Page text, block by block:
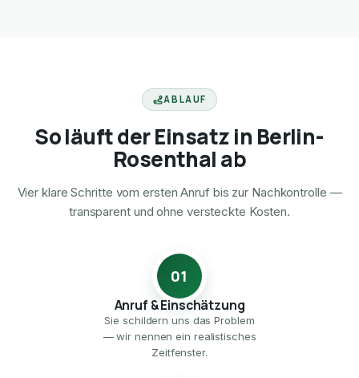
ABLAUF
So läuft der Einsatz in Berlin-
Rosenthal ab
Vier klare Schritte vom ersten Anruf bis zur Nachkontrolle —
transparent und ohne versteckte Kosten.
01
Anruf & Einschätzung
Sie schildern uns das Problem
— wir nennen ein realistisches
Zeitfenster.